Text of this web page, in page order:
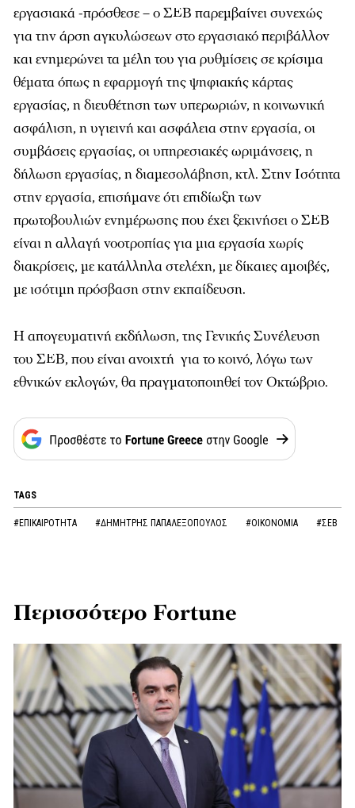
εργασιακά -πρόσθεσε – ο ΣΕΒ παρεμβαίνει συνεχώς
για την άρση αγκυλώσεων στο εργασιακό περιβάλλον
και ενημερώνει τα μέλη του για ρυθμίσεις σε κρίσιμα
θέματα όπως η εφαρμογή της ψηφιακής κάρτας
εργασίας, η διευθέτηση των υπερωριών, η κοινωνική
ασφάλιση, η υγιεινή και ασφάλεια στην εργασία, οι
συμβάσεις εργασίας, οι υπηρεσιακές ωριμάνσεις, η
δήλωση εργασίας, η διαμεσολάβηση, κτλ. Στην Ισότητα
στην εργασία, επισήμανε ότι επιδίωξη των
πρωτοβουλιών ενημέρωσης που έχει ξεκινήσει ο ΣΕΒ
είναι η αλλαγή νοοτροπίας για μια εργασία χωρίς
διακρίσεις, με κατάλληλα στελέχη, με δίκαιες αμοιβές,
με ισότιμη πρόσβαση στην εκπαίδευση.
Η απογευματινή εκδήλωση, της Γενικής Συνέλευση
του ΣΕΒ, που είναι ανοιχτή για το κοινό, λόγω των
εθνικών εκλογών, θα πραγματοποιηθεί τον Οκτώβριο.
TAGS
#ΕΠΙΚΑΙΡΟΤΗΤΑ #ΔΗΜΗΤΡΗΣ ΠΑΠΑΛΕΞΟΠΟΥΛΟΣ #ΟΙΚΟΝΟΜΙΑ #ΣΕΒ
Περισσότερο Fortune